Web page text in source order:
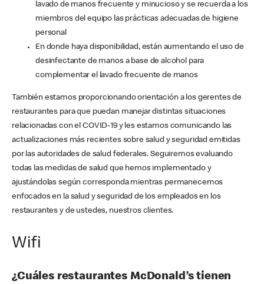
lavado de manos frecuente y minucioso y se recuerda a los
miembros del equipo las prácticas adecuadas de higiene
personal
En donde haya disponibilidad, están aumentando el uso de
desinfectante de manos a base de alcohol para
complementar el lavado frecuente de manos
También estamos proporcionando orientación a los gerentes de
restaurantes para que puedan manejar distintas situaciones
relacionadas con el COVID-19 y les estamos comunicando las
actualizaciones más recientes sobre salud y seguridad emitidas
por las autoridades de salud federales. Seguiremos evaluando
todas las medidas de salud que hemos implementado y
ajustándolas según corresponda mientras permanecemos
enfocados en la salud y seguridad de los empleados en los
restaurantes y de ustedes, nuestros clientes.
Wifi
¿Cuáles restaurantes McDonald’s tienen